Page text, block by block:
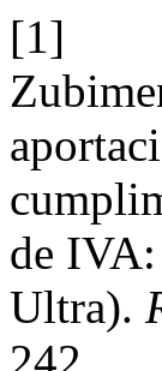
[1]
de
Ultra).